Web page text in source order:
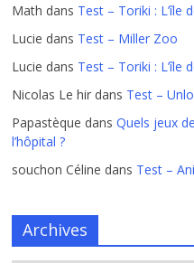
Math dans Test – Toriki : L’île
Lucie dans Test – Miller Zoo
Lucie dans Test – Toriki : L’île
Nicolas Le hir dans Test –
Papastèque dansQuels jeux
l’hôpital ?
souchon Céline dans Test –
Archives